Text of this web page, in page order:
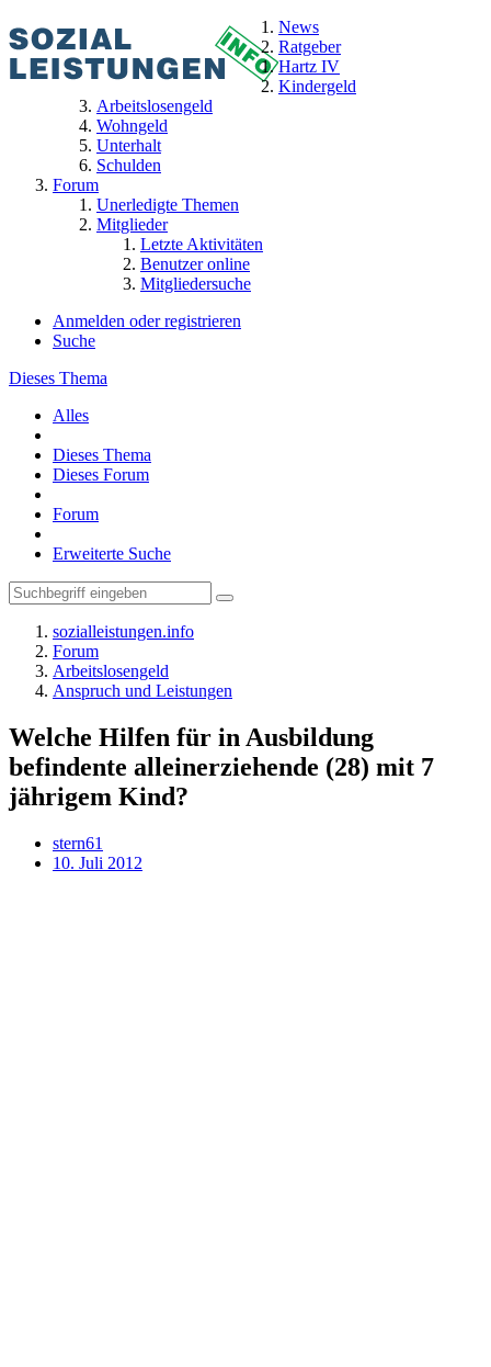
News
Ratgeber
Hartz IV
Kindergeld
Arbeitslosengeld
Wohngeld
Unterhalt
Schulden
Forum
Unerledigte Themen
Mitglieder
Letzte Aktivitäten
Benutzer online
Mitgliedersuche
Anmelden oder registrieren
Suche
Dieses Thema
Alles
Dieses Thema
Dieses Forum
Forum
Erweiterte Suche
sozialleistungen.info
Forum
Arbeitslosengeld
Anspruch und Leistungen
Welche Hilfen für in Ausbildung
befindente alleinerziehende (28) mit 7
jährigem Kind?
stern61
10. Juli 2012